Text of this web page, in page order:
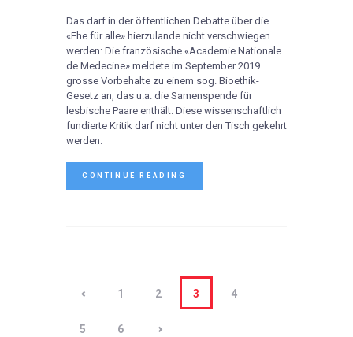
Das darf in der öffentlichen Debatte über die
«Ehe für alle» hierzulande nicht verschwiegen
werden: Die französische «Academie Nationale
de Medecine» meldete im September 2019
grosse Vorbehalte zu einem sog. Bioethik-
Gesetz an, das u.a. die Samenspende für
lesbische Paare enthält. Diese wissenschaftlich
fundierte Kritik darf nicht unter den Tisch gekehrt
werden.
CONTINUE READING
1 2 3 4
5 6
>